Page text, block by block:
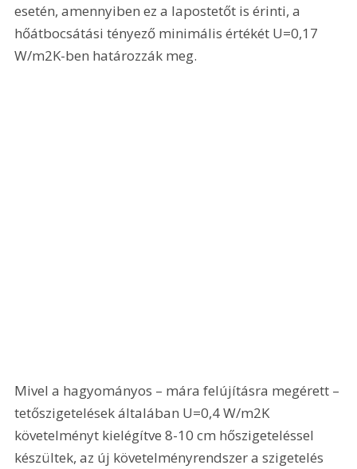
esetén, amennyiben ez a lapostetőt is érinti, a
hőátbocsátási tényező minimális értékét U=0,17
W/m2K-ben határozzák meg.
Mivel a hagyományos – mára felújításra megérett –
tetőszigetelések általában U=0,4 W/m2K
követelményt kielégítve 8-10 cm hőszigeteléssel
készültek, az új követelményrendszer a szigetelés